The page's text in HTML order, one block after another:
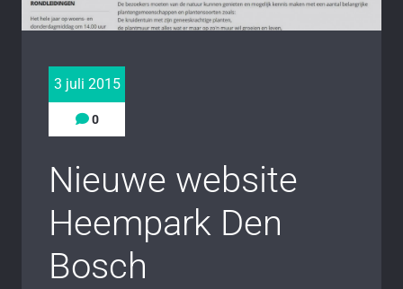
3 juli 2015
0
Nieuwe website
Heempark Den
Bosch